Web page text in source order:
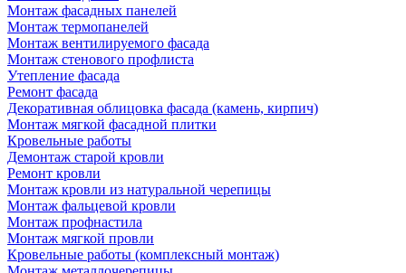
Монтаж фасадных панелей
Монтаж термопанелей
Монтаж вентилируемого фасада
Монтаж стенового профлиста
Утепление фасада
Ремонт фасада
Декоративная облицовка фасада (камень, кирпич)
Монтаж мягкой фасадной плитки
Кровельные работы
Демонтаж старой кровли
Ремонт кровли
Монтаж кровли из натуральной черепицы
Монтаж фальцевой кровли
Монтаж профнастила
Монтаж мягкой провли
Кровельные работы (комплексный монтаж)